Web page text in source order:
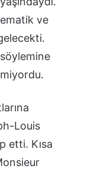
ve
Louis
etti. Kısa